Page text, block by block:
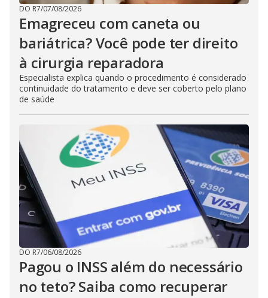
DO R7/07/08/2026
Emagreceu com caneta ou
bariátrica? Você pode ter direito
à cirurgia reparadora
Especialista explica quando o procedimento é considerado
continuidade do tratamento e deve ser coberto pelo plano
de saúde
DO R7/06/08/2026
Pagou o INSS além do necessário
no teto? Saiba como recuperar